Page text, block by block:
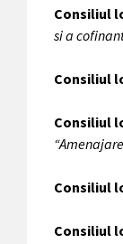
Consiliul
si a
Consiliul
Consiliul
Consiliul
Consiliul